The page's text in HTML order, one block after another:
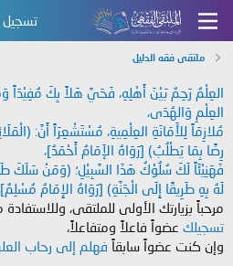
تسجيل
ملتقى فقه الدليل
العِلْمُ رَحِمٌ بَيْنَ أَهْلِهِ، فَحَيَّ هَلاً بِكَ مُفِيْدَاً
العِلْمِ وَالهُدَى،
مُلازِمَاً لِلأَمَانَةِ العِلْمِيةِ، مُسْتَشْعِرَاً أَنَّ:
رِضًا بِمَا يَطْلُبُ) [رَوَاهُ الإَمَامُ أَحْمَدُ]،
فَهَنِيْئَاً لَكَ سُلُوْكُ هَذَا السَّبِيْلِ؛ (وَمَنْ سَلَكَ
لَهُ بِهِ طَرِيقًا إِلَى الْجَنَّةِ) [رَوَاهُ الإِمَامُ
مرحباً بزيارتك الأولى للملتقى،
تسجيلك عضواً فاعلاً ومتفاعلاً،
وإن كنت عضواً سابقاً فهلم إلى رحاب